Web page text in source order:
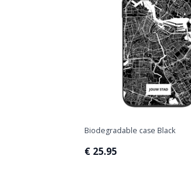
Biodegradable case Black
€ 25.95